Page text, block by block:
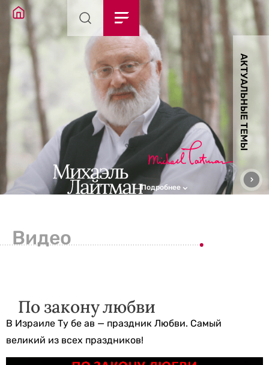
АКТУАЛЬНЫЕ ТЕМЫ
Подробнее
Видео
По закону любви
В Израиле Ту бе ав — праздник Любви. Самый
великий из всех праздников!